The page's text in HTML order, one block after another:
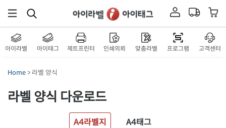
아이라벨 아이태그 제트프린터 인쇄의뢰 맞춤라벨 프로그램 고객센터
Home> 라벨 양식
라벨 양식 다운로드
A4라벨지 A4태그